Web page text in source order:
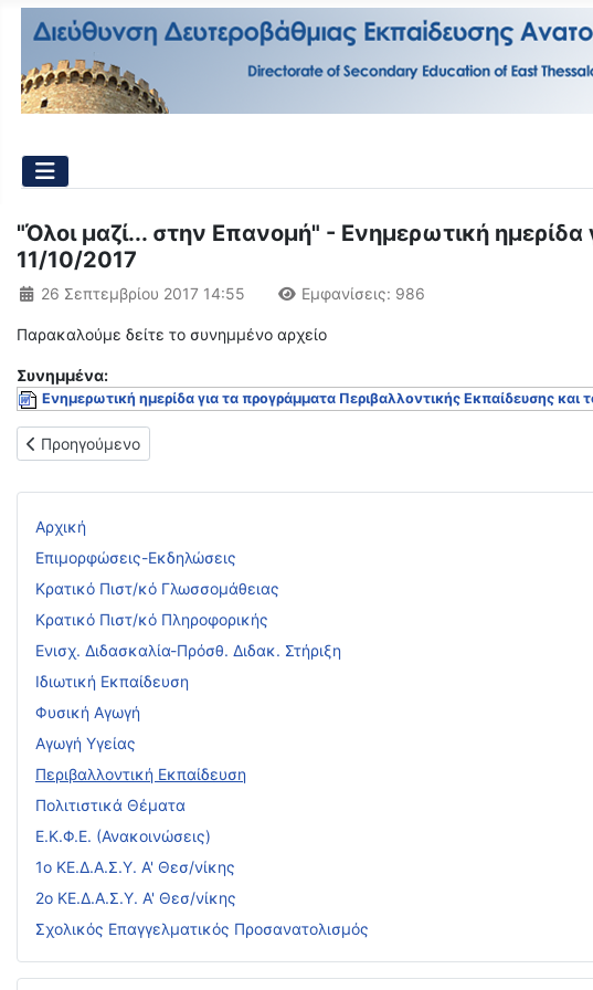
Αρχική
Επιμορφώσεις-Εκδηλώσεις
Κρατικό Πιστ/κό Γλωσσομάθειας
Κρατικό Πιστ/κό Πληροφορικής
Ενισχ. Διδασκαλία-Πρόσθ. Διδακ. Στήριξη
Ιδιωτική Εκπαίδευση
Φυσική Αγωγή
Αγωγή Υγείας
Περιβαλλοντική Εκπαίδευση
Πολιτιστικά Θέματα
Ε.Κ.Φ.Ε. (Ανακοινώσεις)
1ο ΚΕ.Δ.Α.Σ.Υ. Α' Θεσ/νίκης
2ο ΚΕ.Δ.Α.Σ.Υ. Α' Θεσ/νίκης
Σχολικός Επαγγελματικός Προσανατολισμός
"Όλοι μαζί... στην Επανομή" - Ενημερωτική
11/10/2017
Λεπτομέρειες
26 Σεπτεμβρίου 2017 14:55 Εμφανίσεις: 986
Παρακαλούμε δείτε το συνημμένο αρχείο
Συνημμένα:
Ενημερωτική ημερίδα για τα προγράμματα Περιβαλλοντικής Εκπαίδευσης και
Προηγούμενο άρθρο: "Φθινοπωρινό περιβαλλοντικό μονοπάτι στο Πάικο":
Προηγούμενο